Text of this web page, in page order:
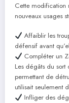
Cette modification
nouveaux usages
Affaiblir les
défensif avant
Compléter un
Les dégâts du sort
permettant de
utilisait seulement
Infliger des